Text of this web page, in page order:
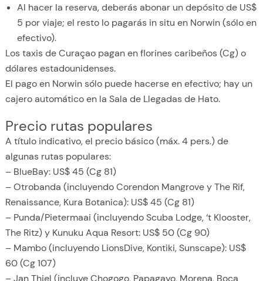
Al hacer la reserva, deberás abonar un depósito de US$
5 por viaje; el resto lo pagarás in situ en Norwin (sólo en
efectivo).
Los taxis de Curaçao pagan en florines caribeños (Cg) o
dólares estadounidenses.
El pago en Norwin sólo puede hacerse en efectivo; hay un
cajero automático en la Sala de Llegadas de Hato.
Precio rutas populares
A título indicativo, el precio básico (máx. 4 pers.) de
algunas rutas populares:
– BlueBay: US$ 45 (Cg 81)
– Otrobanda (incluyendo Corendon Mangrove y The Rif,
Renaissance, Kura Botanica): US$ 45 (Cg 81)
– Punda/Pietermaai (incluyendo Scuba Lodge, ‘t Klooster,
The Ritz) y Kunuku Aqua Resort: US$ 50 (Cg 90)
– Mambo (incluyendo LionsDive, Kontiki, Sunscape): US$
60 (Cg 107)